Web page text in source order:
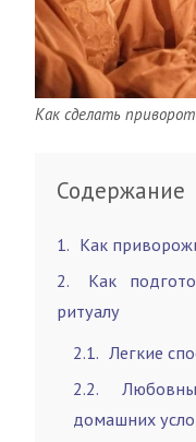
Как сделать
Содержание
1
Как
2
Как
ритуалу
2.1
Легкие
2.2
домашних